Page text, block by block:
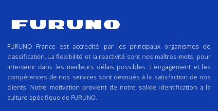
FURUNO France est accredité par les principaux organismes de
classification. La flexibilité et la reactivité sont nos maîtres-mots, pour
intervenir dans les meilleurs délais possibles. L'engagement et les
compétences de nos services sont devoués à la satisfaction de nos
clients. Notre motivation provient de notre solide identification a la
culture spécifique de FURUNO.